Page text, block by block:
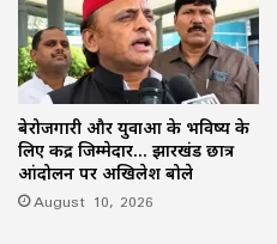
बेरोजगारी और युवाओं के भविष्य के
लिए केंद्र जिम्मेदार… झारखंड छात्र
आंदोलन पर अखिलेश बोले
August 10, 2026